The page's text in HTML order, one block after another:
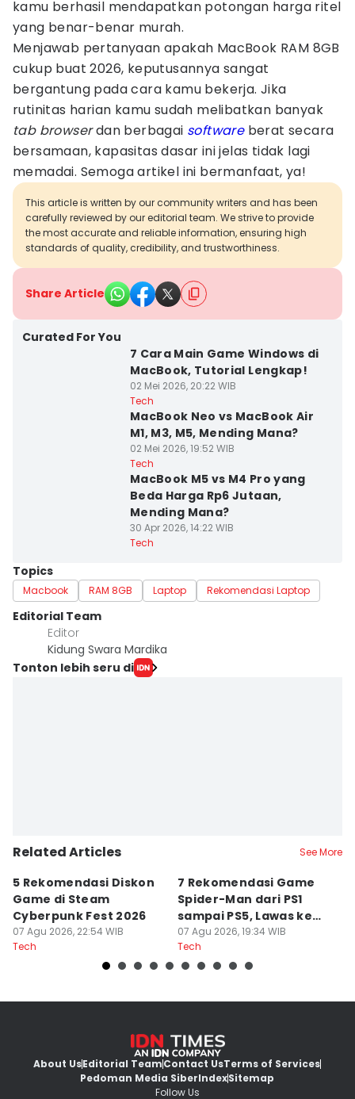
kamu berhasil mendapatkan potongan harga ritel
yang benar-benar murah.
Menjawab pertanyaan apakah MacBook RAM 8GB
cukup buat 2026, keputusannya sangat
bergantung pada cara kamu bekerja. Jika
rutinitas harian kamu sudah melibatkan banyak
tab browserdan berbagai softwareberat secara
bersamaan, kapasitas dasar ini jelas tidak lagi
memadai. Semoga artikel ini bermanfaat, ya!
This article is written by our community writers and has been
carefully reviewed by our editorial team. We strive to provide
the most accurate and reliable information, ensuring high
standards of quality, credibility, and trustworthiness.
Share Article
Curated For You
7 Cara Main Game Windows di
MacBook, Tutorial Lengkap!
02 Mei 2026, 20:22 WIB
Tech
MacBook Neo vs MacBook Air
M1, M3, M5, Mending Mana?
02 Mei 2026, 19:52 WIB
Tech
MacBook M5 vs M4 Pro yang
Beda Harga Rp6 Jutaan,
Mending Mana?
30 Apr 2026, 14:22 WIB
Tech
Topics
Macbook RAM 8GB Laptop Rekomendasi Laptop
Editorial Team
Editor
Kidung Swara Mardika
Tonton lebih seru di
Related Articles See More
5 Rekomendasi Diskon
Game di Steam
Cyberpunk Fest 2026
07 Agu 2026, 22:54 WIB
Tech
7 Rekomendasi Game
Spider-Man dari PS1
sampai PS5, Lawas ke
Modern
07 Agu 2026, 19:34 WIB
Tech
About UsEditorial TeamContact UsTerms of Services
Pedoman Media SiberIndexSitemap
Follow Us